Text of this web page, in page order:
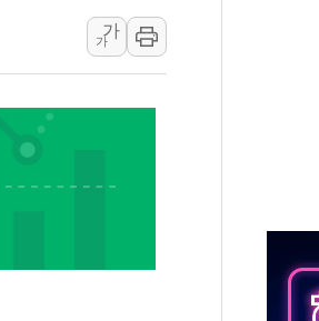
', 최근 1주일 이상 '올스톱'… 美 해상봉쇄 영향
시장은 "또 개입했나" 촉각
...美 고용 쇼크에 반도체주 '활짝'
금리 인상 우려 후퇴…나스닥 선물 1%대 상승
소 '쇼크'…9월 금리 인상 기대 후퇴
방위협정 체결
시안·클라우드플레어·태양광주↑ VS 트레
미군 실종자 7359명 끝까지 찾겠다"
가
가